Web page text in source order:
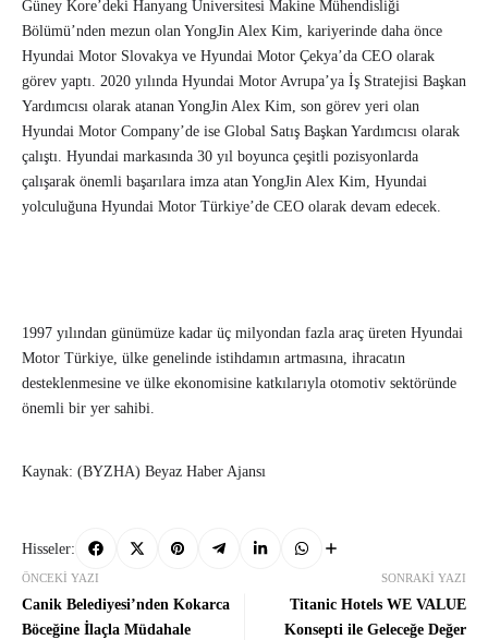
Güney Kore’deki Hanyang Üniversitesi Makine Mühendisliği
Bölümü’nden mezun olan YongJin Alex Kim, kariyerinde daha önce
Hyundai Motor Slovakya ve Hyundai Motor Çekya’da CEO olarak
görev yaptı. 2020 yılında Hyundai Motor Avrupa’ya İş Stratejisi Başkan
Yardımcısı olarak atanan YongJin Alex Kim, son görev yeri olan
Hyundai Motor Company’de ise Global Satış Başkan Yardımcısı olarak
çalıştı. Hyundai markasında 30 yıl boyunca çeşitli pozisyonlarda
çalışarak önemli başarılara imza atan YongJin Alex Kim, Hyundai
yolculuğuna Hyundai Motor Türkiye’de CEO olarak devam edecek.
1997 yılından günümüze kadar üç milyondan fazla araç üreten Hyundai
Motor Türkiye, ülke genelinde istihdamın artmasına, ihracatın
desteklenmesine ve ülke ekonomisine katkılarıyla otomotiv sektöründe
önemli bir yer sahibi.
Kaynak: (BYZHA) Beyaz Haber Ajansı
Hisseler:
ÖNCEKI YAZI
Canik Belediyesi’nden Kokarca
Böceğine İlaçla Müdahale
SONRAKI YAZI
Titanic Hotels WE VALUE
Konsepti ile Geleceğe Değer